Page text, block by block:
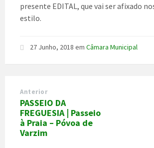
presente EDITAL, que vai ser afixado
estilo.
27 Junho, 2018 em Câmara Municipal
Anterior
PASSEIO DA
FREGUESIA | Passeio
à Praia – Póvoa de
Varzim